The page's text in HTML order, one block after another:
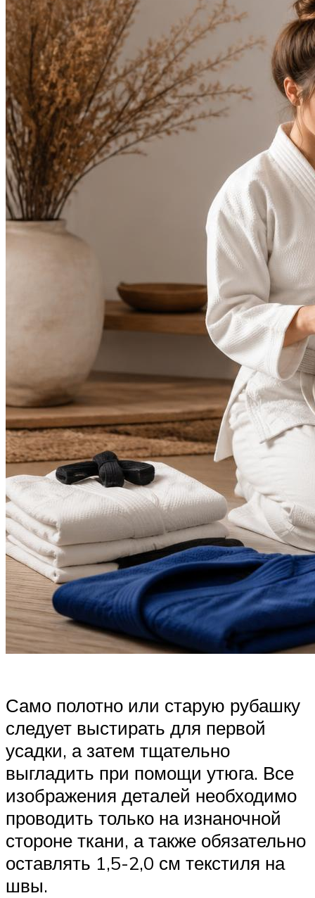
Само полотно или старую рубашку
следует выстирать для первой
усадки, а затем тщательно
выгладить при помощи утюга. Все
изображения деталей необходимо
проводить только на изнаночной
стороне ткани, а также обязательно
оставлять 1,5-2,0 см текстиля на
швы.